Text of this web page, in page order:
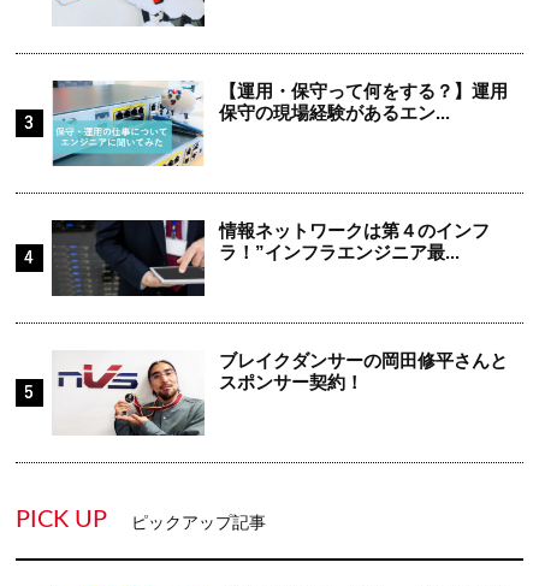
【運用・保守って何をする？】運用
保守の現場経験があるエン...
情報ネットワークは第４のインフ
ラ！”インフラエンジニア最...
ブレイクダンサーの岡田修平さんと
スポンサー契約！
PICK UP ピックアップ記事